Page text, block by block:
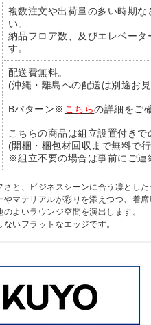
複数注文や出荷量の多い時期
い。
納品フロア数、及びエレベー
す。
配送費無料。
(沖縄・離島への配送は別途お
Bパターン※ こちらの詳細をご
こちらの商品は組立設置付きで
(開梱・梱包材回収まで無料で
※組立不要の場合は事前にご連
さと、ビジネスシーンに合う凜とし
やマテリアルが彩りを添えつつ、着
よいラウンジ空間を演出します。
いフラットなエッジです。